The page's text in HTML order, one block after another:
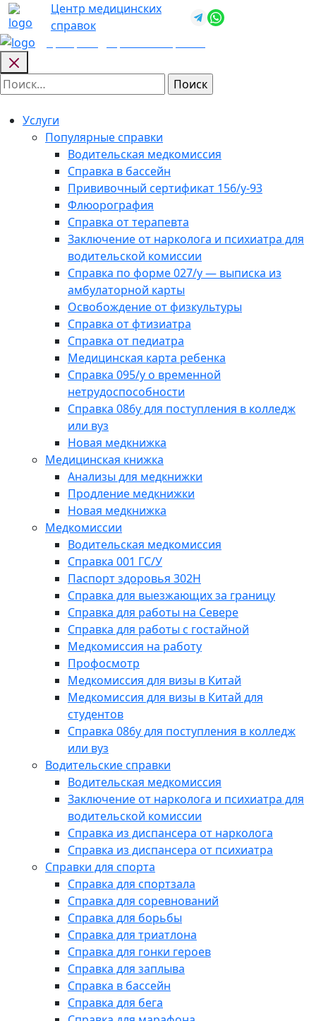
Skip
to
content
Центр медицинских
справок
Найти:
Услуги
Популярные справки
Водительская медкомиссия
Справка в бассейн
Прививочный сертификат 156/у-93
Флюорография
Справка от терапевта
Заключение от нарколога и психиатра для
водительской комиссии
Справка по форме 027/у — выписка из
амбулаторной карты
Освобождение от физкультуры
Справка от фтизиатра
Справка от педиатра
Медицинская карта ребенка
Справка 095/у о временной
нетрудоспособности
Справка 086у для поступления в колледж
или вуз
Новая медкнижка
Медицинская книжка
Анализы для медкнижки
Продление медкнижки
Новая медкнижка
Медкомиссии
Водительская медкомиссия
Справка 001 ГС/У
Паспорт здоровья 302Н
Справка для выезжающих за границу
Справка для работы на Севере
Справка для работы с гостайной
Медкомиссия на работу
Профосмотр
Медкомиссия для визы в Китай
Медкомиссия для визы в Китай для
студентов
Справка 086у для поступления в колледж
или вуз
Водительские справки
Водительская медкомиссия
Заключение от нарколога и психиатра для
водительской комиссии
Справка из диспансера от нарколога
Справка из диспансера от психиатра
Справки для спорта
Справка для спортзала
Справка для соревнований
Справка для борьбы
Справка для триатлона
Справка для гонки героев
Справка для заплыва
Справка в бассейн
Справка для бега